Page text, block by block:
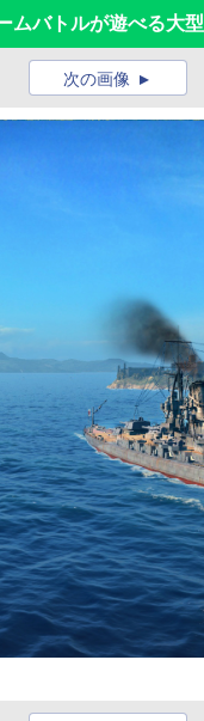
ムバトルが遊べる大
次の画像